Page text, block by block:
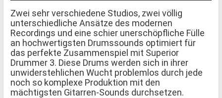
Zwei sehr verschiedene Studios, zwei völlig
unterschiedliche Ansätze des modernen
Recordings und eine schier unerschöpfliche Fülle
an hochwertigsten Drumssounds optimiert für
das perfekte Zusammenspiel mit Superior
Drummer 3. Diese Drums werden sich in ihrer
unwiderstehlichen Wucht problemlos durch jede
noch so komplexe Produktion mit den
mächtigsten Gitarren-Sounds durchsetzen.